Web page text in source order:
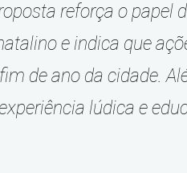
reforça o papel
e indica que
de ano da cidade.
lúdica e